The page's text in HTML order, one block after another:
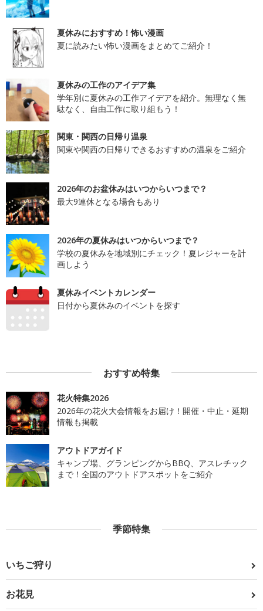
夏休みにおすすめ！怖い漫画
夏に読みたい怖い漫画をまとめてご紹介！
夏休みの工作のアイデア集
学年別に夏休みの工作アイデアを紹介。無理なく無
駄なく、自由工作に取り組もう！
関東・関西の日帰り温泉
関東や関西の日帰りできるおすすめの温泉をご紹介
2026年のお盆休みはいつからいつまで？
最大9連休となる場合もあり
2026年の夏休みはいつからいつまで？
学校の夏休みを地域別にチェック！夏レジャーを計
画しよう
夏休みイベントカレンダー
日付から夏休みのイベントを探す
おすすめ特集
花火特集2026
2026年の花火大会情報をお届け！開催・中止・延期
情報も掲載
アウトドアガイド
キャンプ場、グランピングからBBQ、アスレチック
まで！全国のアウトドアスポットをご紹介
季節特集
いちご狩り
お花見